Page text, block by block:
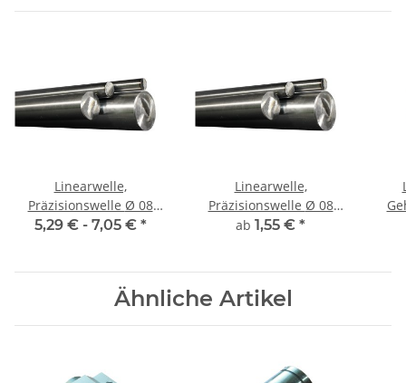
Linearwelle,
Präzisionswelle Ø 08
mm, 500 mm, gehärtet
5,29 € - 7,05 € *
Linearwelle,
Präzisionswelle Ø 08
mm, gehärtet,
ab 1,55 € *
Ähnliche Artikel